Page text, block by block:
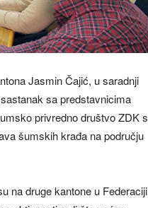
Jasmin Čajić, u saradnji
sa predstavnicima
privredno društvo ZDK s
šumskih krađa na području
na druge kantone u Federaciji